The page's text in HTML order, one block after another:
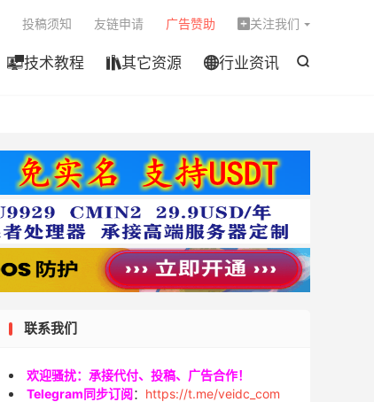

技术教程 其它资源 行业资讯
投稿须知 友链申请 广告赞助  关注我们
联系我们
欢迎骚扰：承接代付、投稿、广告合作！
Telegram同步订阅： https://t.me/veidc_com